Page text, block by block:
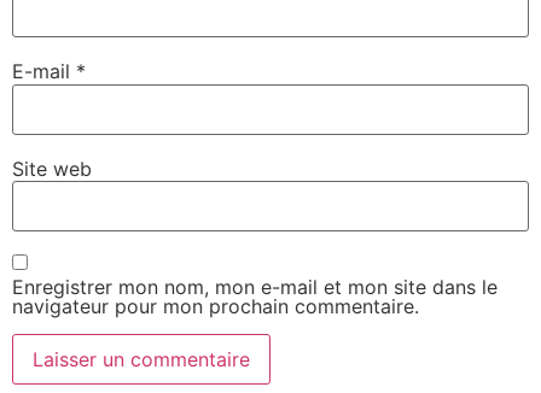
E-mail *
Site web
Enregistrer mon nom, mon e-mail et mon site dans le
navigateur pour mon prochain commentaire.